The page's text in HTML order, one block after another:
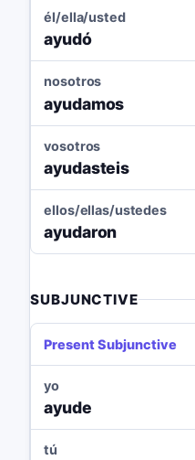
él/ella/usted
ayudó
nosotros
ayudamos
vosotros
ayudasteis
ellos/ellas/ustedes
ayudaron
SUBJUNCTIVE
Present Subjunctive
yo
ayude
tú